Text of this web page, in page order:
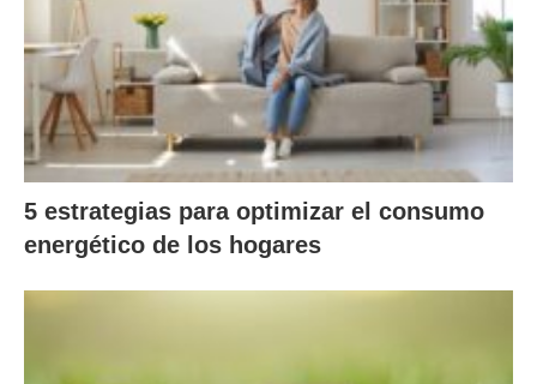
5 estrategias para optimizar el consumo
energético de los hogares